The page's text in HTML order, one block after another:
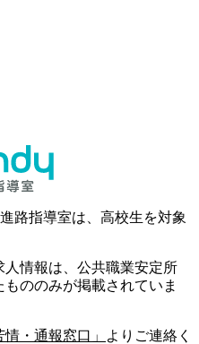
路指導室は、高校生を対象
情報は、公共職業安定所
もののみが掲載されていま
情・通報窓口」
よりご連絡く